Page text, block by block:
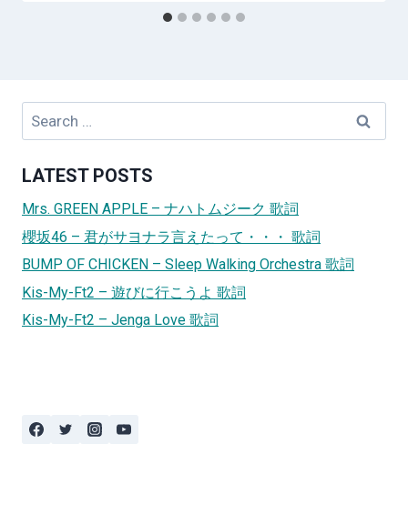
Search
LATEST POSTS
Mrs. GREEN APPLE – ナハトムジーク 歌詞
櫻坂46 – 君がサヨナラ言えたって・・・ 歌詞
BUMP OF CHICKEN – Sleep Walking Orchestra 歌詞
Kis-My-Ft2 – 遊びに行こうよ 歌詞
Kis-My-Ft2 – Jenga Love 歌詞